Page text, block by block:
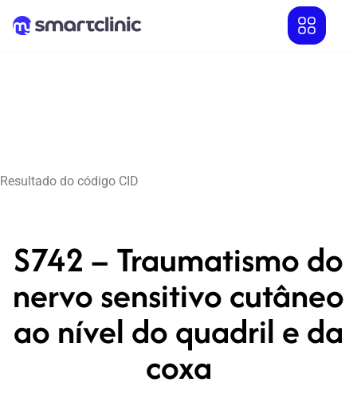
Resultado do código CID
S742 – Traumatismo do
nervo sensitivo cutâneo
ao nível do quadril e da
coxa